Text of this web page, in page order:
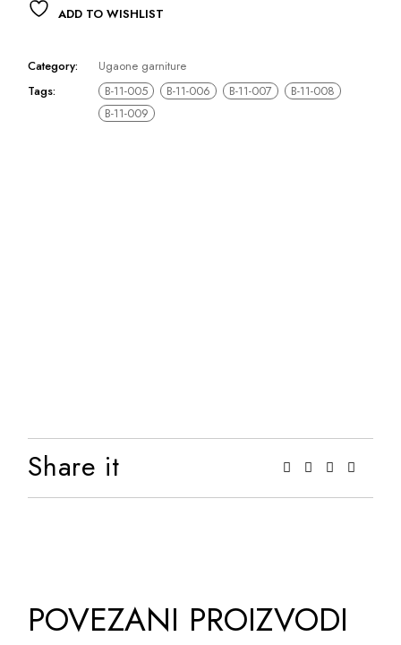
ADD TO WISHLIST
Category:
Ugaone garniture
Tags:
B-11-005 B-11-006 B-11-007
B-11-008
B-11-009
Share it
POVEZANI PROIZVODI